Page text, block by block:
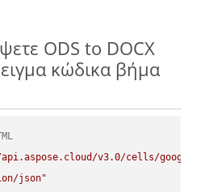
ODS to DOCX
κώδικα βήμα
v3.0/cells/
json"